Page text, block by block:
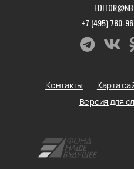
+7 (495) 780-
Контакты Карта
Версия для